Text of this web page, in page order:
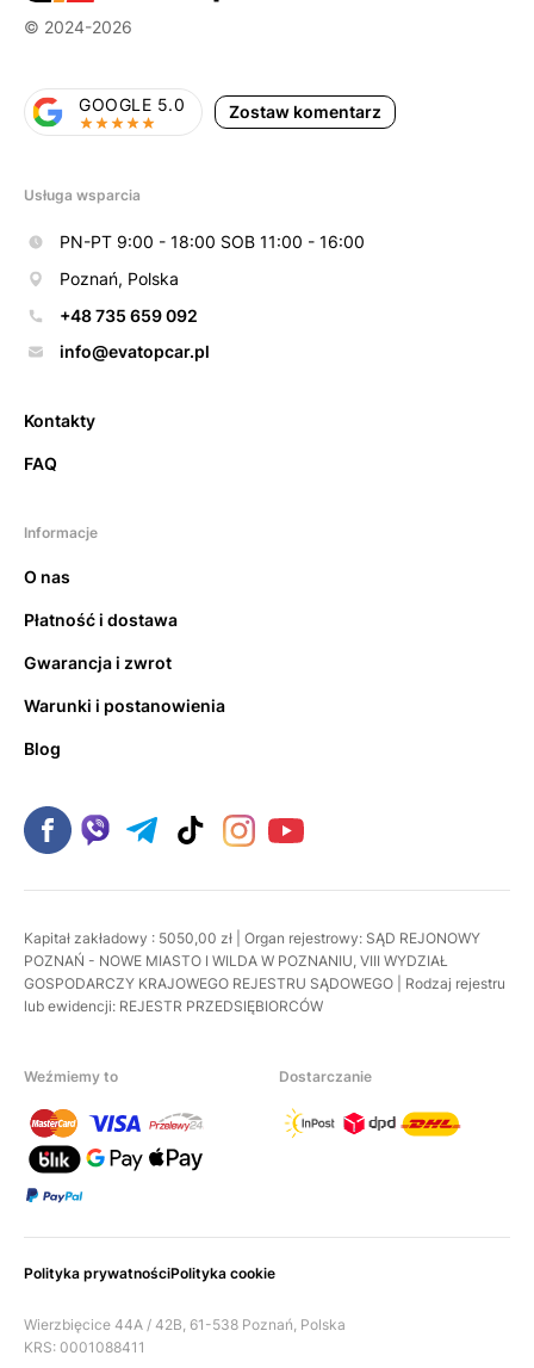
© 2024-2026
Zostaw komentarz
GOOGLE 5.0
Usługa wsparcia
PN-PT 9:00 - 18:00 SOB 11:00 - 16:00
Poznań, Polska
+48 735 659 092
info@evatopcar.pl
Kontakty
FAQ
Informacje
O nas
Płatność i dostawa
Gwarancja i zwrot
Warunki i postanowienia
Blog
Kapitał zakładowy : 5050,00 zł | Organ rejestrowy: SĄD REJONOWY
POZNAŃ - NOWE MIASTO I WILDA W POZNANIU, VIII WYDZIAŁ
GOSPODARCZY KRAJOWEGO REJESTRU SĄDOWEGO | Rodzaj rejestru
lub ewidencji: REJESTR PRZEDSIĘBIORCÓW
Weźmiemy to Dostarczanie
Polityka prywatnościPolityka cookie
Wierzbięcice 44A / 42B, 61-538 Poznań, Polska
KRS: 0001088411